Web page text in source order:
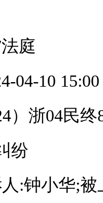
庭
04-10 15:00
浙04民终
纷
:钟小华;被